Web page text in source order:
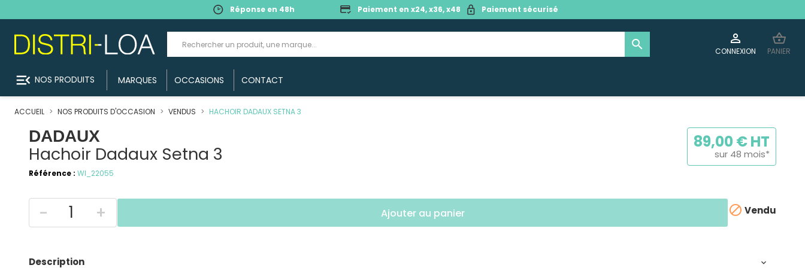
Réponse en 48h Paiement en x24, x36, x48 Paiement sécurisé
search 
CONNEXION
shopping_basket
PANIER
menu_open NOS PRODUITS MARQUES OCCASIONS CONTACT
ACCUEIL NOS PRODUITS D'OCCASION VENDUS HACHOIR DADAUX SETNA 3
DADAUX
Hachoir Dadaux Setna 3
Référence : WI_22055
89,00 € HT
sur 48 mois*
- + Ajouter au panier  Vendu
Description 